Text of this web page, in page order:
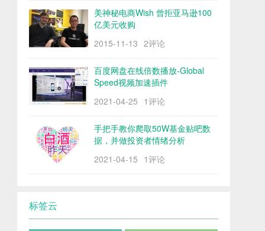
美神秘电商Wish 曾拒亚马逊100
亿美元收购
2015-11-13 2评论
百度网盘在线倍数播放-Global
Speed视频加速插件
2021-04-25 1评论
手把手教你爬取50W基金贴吧数
据，并做投资者情绪分析
2021-04-15 1评论
标签云